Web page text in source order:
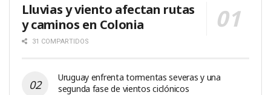
Lluvias y viento afectan rutas
y caminos en Colonia
31 COMPARTIDOS
Uruguay enfrenta tormentas severas y una
segunda fase de vientos ciclónicos